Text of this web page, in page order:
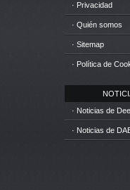
· Privacidad
· Quién somos
· Sitemap
· Política de
· Noticias de
· Noticias de